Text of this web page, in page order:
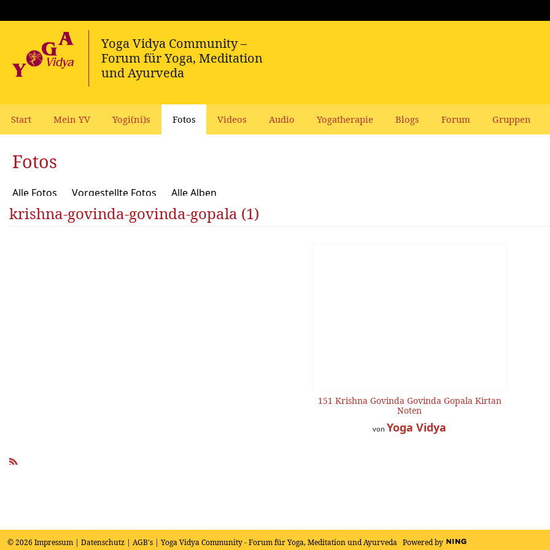
Start Mein YV Yogi(ni)s Fotos Videos Audio Yogatherapie Blogs Forum Gruppen
Fotos
Alle Fotos Vorgestellte Fotos Alle Alben
krishna-govinda-govinda-gopala (1)
151 Krishna Govinda Govinda Gopala Kirtan
Noten
von Yoga Vidya
© 2026 Impressum | Datenschutz | AGB's | Yoga Vidya Community - Forum für Yoga, Meditation und Ayurveda Powered by